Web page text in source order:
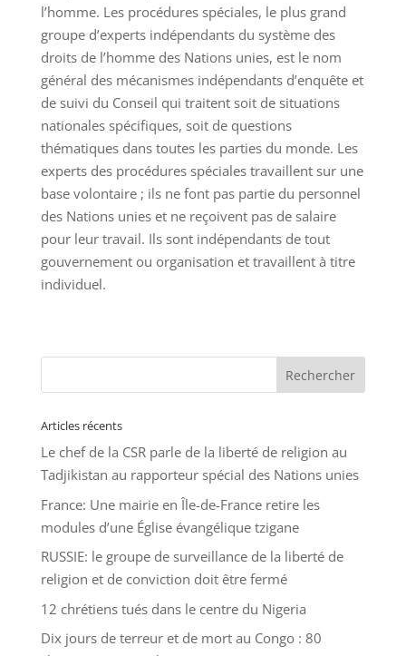
l’homme. Les procédures spéciales, le plus grand
groupe d’experts indépendants du système des
droits de l’homme des Nations unies, est le nom
général des mécanismes indépendants d’enquête et
de suivi du Conseil qui traitent soit de situations
nationales spécifiques, soit de questions
thématiques dans toutes les parties du monde. Les
experts des procédures spéciales travaillent sur une
base volontaire ; ils ne font pas partie du personnel
des Nations unies et ne reçoivent pas de salaire
pour leur travail. Ils sont indépendants de tout
gouvernement ou organisation et travaillent à titre
individuel.
Articles récents
Le chef de la CSR parle de la liberté de religion au
Tadjikistan au rapporteur spécial des Nations unies
France: Une mairie en Île-de-France retire les
modules d’une Église évangélique tzigane
RUSSIE: le groupe de surveillance de la liberté de
religion et de conviction doit être fermé
12 chrétiens tués dans le centre du Nigeria
Dix jours de terreur et de mort au Congo : 80